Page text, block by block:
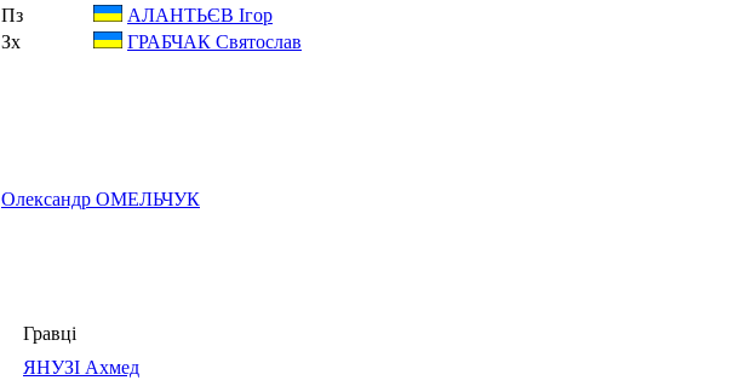
Пз
АЛАНТЬЄВ Ігор
Зх
ГРАБЧАК Святослав
Олександр ОМЕЛЬЧУК
Гравці
ЯНУЗІ Ахмед